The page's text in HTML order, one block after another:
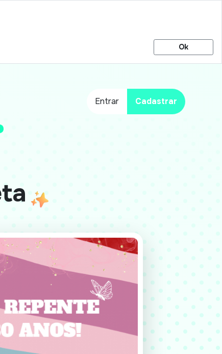
Ok
Entrar Cadastrar